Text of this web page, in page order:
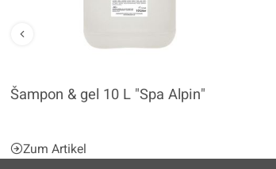
Šampon & gel 10 L "Spa Alpin"
Zum Artikel